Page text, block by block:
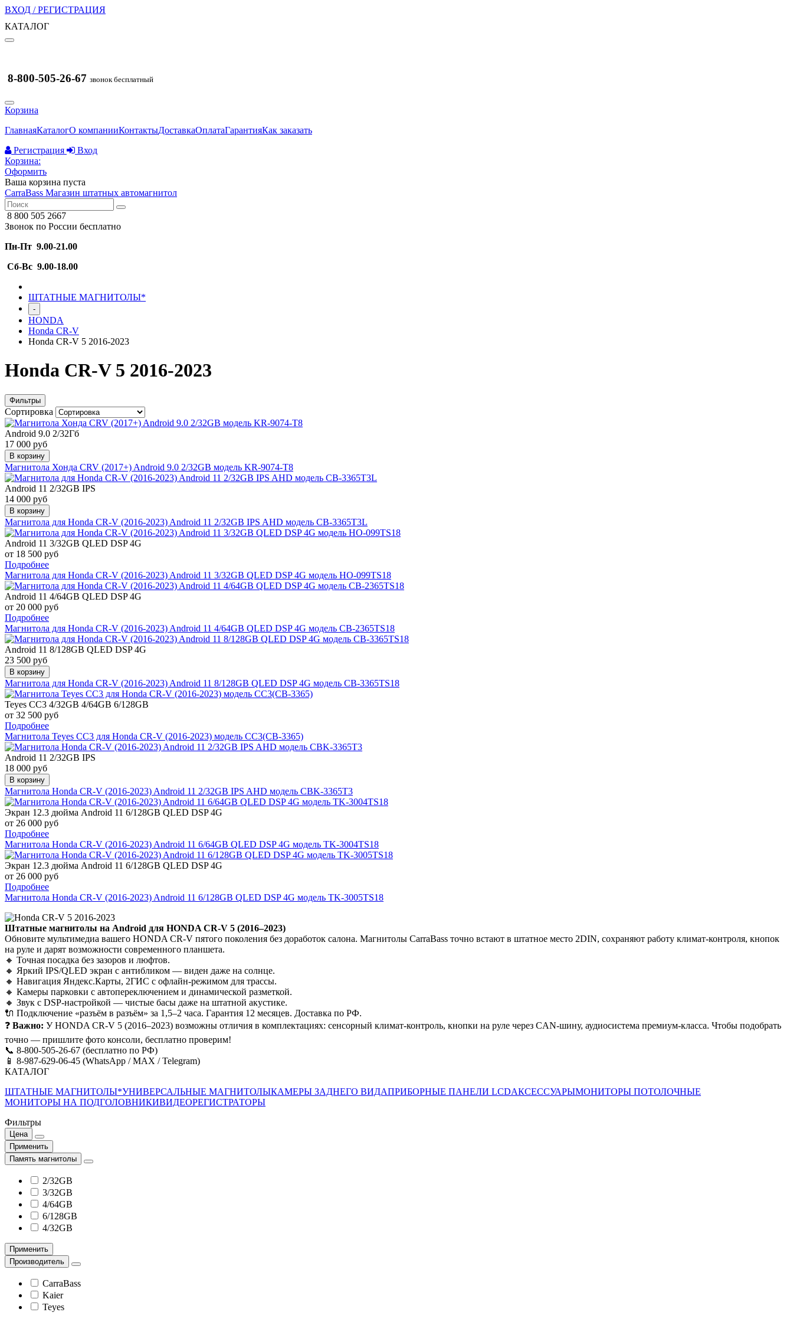
ВХОД / РЕГИСТРАЦИЯ
КАТАЛОГ
8-800-505-26-67 звонок бесплатный
Корзина
ГлавнаяКаталогО компанииКонтактыДоставкаОплатаГарантияКак заказать
Регистрация
Вход
Корзина:
Оформить
Ваша корзина пуста
CarraBass Магазин штатных автомагнитол
8 800 505 2667
Звонок по России бесплатно
Пн-Пт 9.00-21.00
Сб-Вс 9.00-18.00
ШТАТНЫЕ МАГНИТОЛЫ*
-
HONDA
Honda CR-V
Honda CR-V 5 2016-2023
Honda CR-V 5 2016-2023
Фильтры
Сортировка
Android 9.0 2/32Гб
17 000 руб
В корзину
Магнитола Хонда CRV (2017+) Android 9.0 2/32GB модель KR-9074-T8
Android 11 2/32GB IPS
14 000 руб
В корзину
Магнитола для Honda CR-V (2016-2023) Android 11 2/32GB IPS AHD модель CB-3365T3L
Android 11 3/32GB QLED DSP 4G
от 18 500 руб
Подробнее
Магнитола для Honda CR-V (2016-2023) Android 11 3/32GB QLED DSP 4G модель HO-099TS18
Android 11 4/64GB QLED DSP 4G
от 20 000 руб
Подробнее
Магнитола для Honda CR-V (2016-2023) Android 11 4/64GB QLED DSP 4G модель CB-2365TS18
Android 11 8/128GB QLED DSP 4G
23 500 руб
В корзину
Магнитола для Honda CR-V (2016-2023) Android 11 8/128GB QLED DSP 4G модель CB-3365TS18
Teyes CC3 4/32GB 4/64GB 6/128GB
от 32 500 руб
Подробнее
Магнитола Teyes CC3 для Honda CR-V (2016-2023) модель CC3(CB-3365)
Android 11 2/32GB IPS
18 000 руб
В корзину
Магнитола Honda CR-V (2016-2023) Android 11 2/32GB IPS AHD модель CBK-3365T3
Экран 12.3 дюйма Android 11 6/128GB QLED DSP 4G
от 26 000 руб
Подробнее
Магнитола Honda CR-V (2016-2023) Android 11 6/64GB QLED DSP 4G модель TK-3004TS18
Экран 12.3 дюйма Android 11 6/128GB QLED DSP 4G
от 26 000 руб
Подробнее
Магнитола Honda CR-V (2016-2023) Android 11 6/128GB QLED DSP 4G модель TK-3005TS18
Штатные магнитолы на Android для HONDA CR-V 5 (2016–2023)
Обновите мультимедиа вашего HONDA CR-V пятого поколения без доработок салона. Магнитолы CarraBass точно встают в штатное место 2DIN, сохраняют работу климат-контроля, кнопок
на руле и дарят возможности современного планшета.
🔸 Точная посадка без зазоров и люфтов.
🔸 Яркий IPS/QLED экран с антибликом — виден даже на солнце.
🔸 Навигация Яндекс.Карты, 2ГИС с офлайн-режимом для трассы.
🔸 Камеры парковки с автопереключением и динамической разметкой.
🔸 Звук с DSP-настройкой — чистые басы даже на штатной акустике.
🔌 Подключение «разъём в разъём» за 1,5–2 часа. Гарантия 12 месяцев. Доставка по РФ.
❓ Важно: У HONDA CR-V 5 (2016–2023) возможны отличия в комплектациях: сенсорный климат-контроль, кнопки на руле через CAN-шину, аудиосистема премиум-класса. Чтобы подобрать
точно — пришлите фото консоли, бесплатно проверим!
📞 8-800-505-26-67 (бесплатно по РФ)
📱 8-987-629-06-45 (WhatsApp / MAX / Telegram)
КАТАЛОГ
ШТАТНЫЕ МАГНИТОЛЫ*УНИВЕРСАЛЬНЫЕ МАГНИТОЛЫКАМЕРЫ ЗАДНЕГО ВИДАПРИБОРНЫЕ ПАНЕЛИ LCDАКСЕССУАРЫМОНИТОРЫ ПОТОЛОЧНЫЕ
МОНИТОРЫ НА ПОДГОЛОВНИКИВИДЕОРЕГИСТРАТОРЫ
Фильтры
Цена
Применить
Память магнитолы
2/32GB
3/32GB
4/64GB
6/128GB
4/32GB
Применить
Производитель
CarraBass
Kaier
Teyes